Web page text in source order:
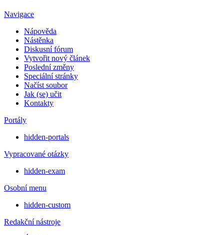
Navigace
Nápověda
Nástěnka
Diskusní fórum
Vytvořit nový článek
Poslední změny
Speciální stránky
Načíst soubor
Jak (se) učit
Kontakty
Portály
hidden-portals
Vypracované otázky
hidden-exam
Osobní menu
hidden-custom
Redakční nástroje